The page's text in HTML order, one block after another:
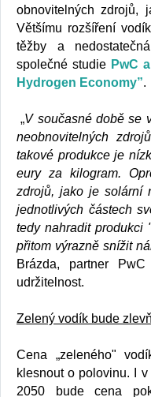
obnovitelných zdrojů,
Většímu rozšíření
těžby a
společné studie PwC
Hydrogen Economy”.
„V současné době se
neobnovitelných
takové produkce je
eury za kilogram.
zdrojů, jako je solární
jednotlivých částech
tedy nahradit produkci
přitom výrazně snížit
Brázda, partner
udržitelnost.
Zelený vodík bude
Cena „zeleného"
klesnout o polovinu. I
2050 bude cena